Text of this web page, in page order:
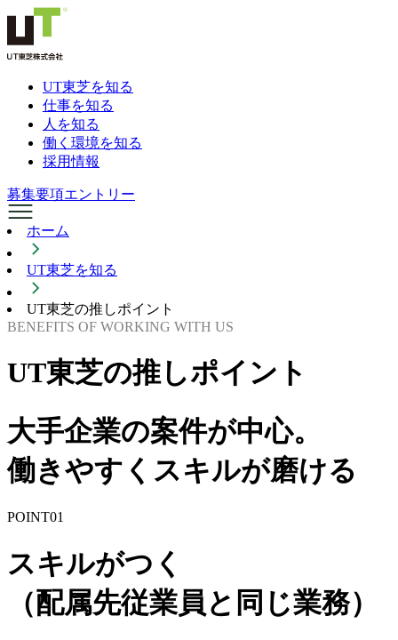
UT東芝を知る
仕事を知る
人を知る
働く環境を知る
採用情報
募集要項エントリー
ホーム
UT東芝を知る
UT東芝の推しポイント
BENEFITS OF WORKING WITH US
UT東芝の推しポイ ン ト
大手企業の案件が中心。
働きやすくスキルが磨ける
POINT01
スキルがつく
（配属先従業員と同じ業務）